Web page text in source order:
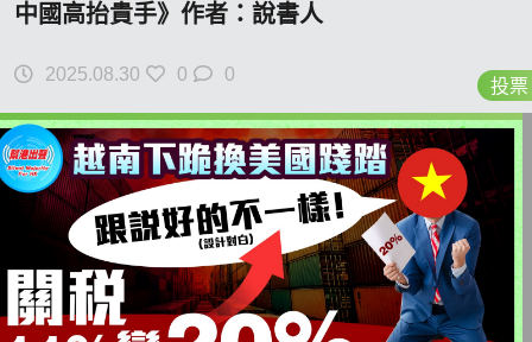
投票
中國高抬貴手》作者：說書人
2025.08.30 0 0